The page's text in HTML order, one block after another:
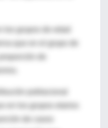
los grupos de edad
que en el grupo de
en los grupos etarios